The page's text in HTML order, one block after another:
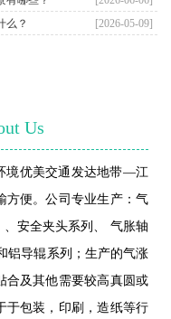
[2026-05-09]
么？
Us
境优美交通发达地带—江
方便。公司专业生产：气
安全夹头系列、 气胀轴
铝导辊系列；生产的气涨
合及其他需要较高真圆或
于包装，印刷，造纸等行